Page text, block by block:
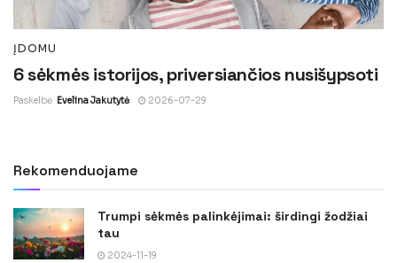
ĮDOMU
6 sėkmės istorijos, priversiančios nusišypsoti
Paskelbė Evelina Jakutytė 2026-07-29
Rekomenduojame
Trumpi sėkmės palinkėjimai: širdingi žodžiai
tau
2024-11-19